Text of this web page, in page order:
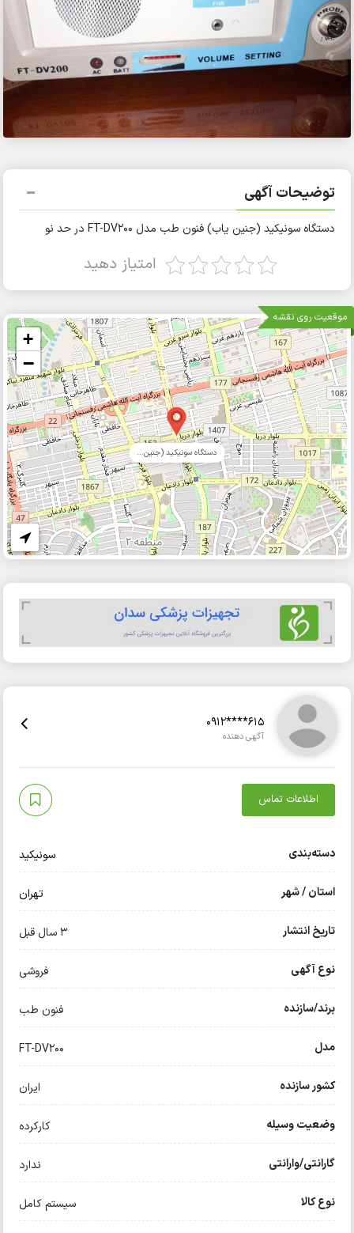
توضیحات آگهی
دستگاه سونیکید (جنین یاب) فنون طب مدل FT-DV200 در حد نو
امتیاز دهید
موقعیت روی نقشه
دستگاه سونیکید (جنین...
+
−
0912****615
آگهی دهنده
اطلاعات تماس
دسته‌بندی سونیکید
استان / شهر تهران
تاریخ انتشار 3 سال قبل
نوع آگهی فروشی
برند/سازنده فنون طب
مدل FT-DV200
کشور سازنده ایران
وضعیت وسیله کارکرده
گارانتی/وارانتی ندارد
نوع کالا سیستم کامل